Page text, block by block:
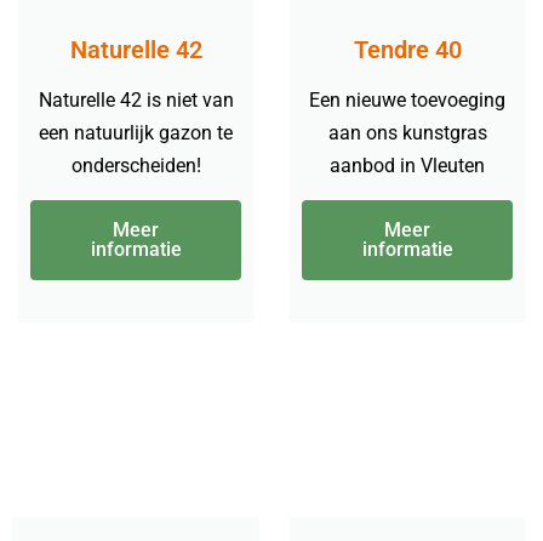
Naturelle 42
Naturelle 42 is niet van
een natuurlijk gazon te
onderscheiden!
Meer
informatie
Tendre 40
Een nieuwe toevoeging
aan ons kunstgras
aanbod in Vleuten
Meer
informatie